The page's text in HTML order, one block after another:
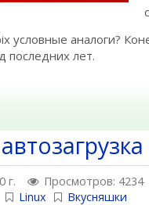
условные аналоги?
последних лет.
г.
Просмотров: 4234
Linux
Вкусняшки